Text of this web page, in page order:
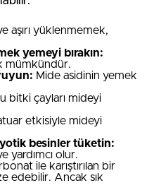
aşırı yüklenmemek,
yemeyi bırakın:
mümkündür.
Mide asidinin yemek
bitki çayları mideyi
etkisiyle mideyi
besinler tüketin:
yardımcı olur.
ile karıştırılan bir
edebilir. Ancak sık